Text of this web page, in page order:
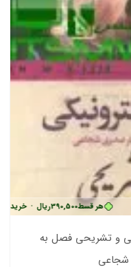
390,500ریال • خرید قسطی با
و تشریحی فصل به
شجاعی